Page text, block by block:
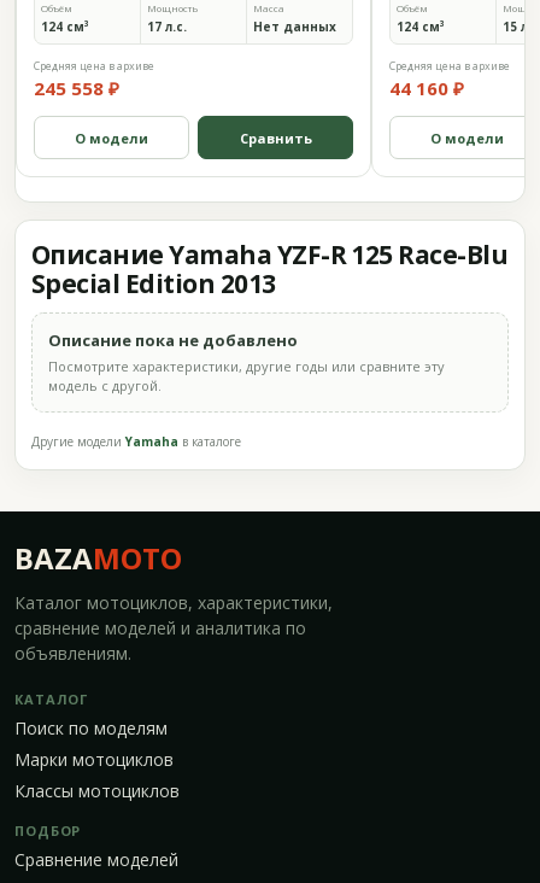
Объём
124 см³
Мощность
17 л.с.
Масса
Нет данных
Средняя цена в архиве
245 558 ₽
О модели Сравнить
Объём
124 см³ 15
Средняя цена в архиве
44 160 ₽
О модели
Описание Yamaha YZF-R 125 Race-Blu
Special Edition 2013
Описание пока не добавлено
Посмотрите характеристики, другие годы или сравните эту
модель с другой.
Другие моделиYamaha в каталоге
BAZAMOTO
Каталог мотоциклов, характеристики,
сравнение моделей и аналитика по
объявлениям.
КАТАЛОГ
Поиск по моделям
Марки мотоциклов
Классы мотоциклов
ПОДБОР
Сравнение моделей